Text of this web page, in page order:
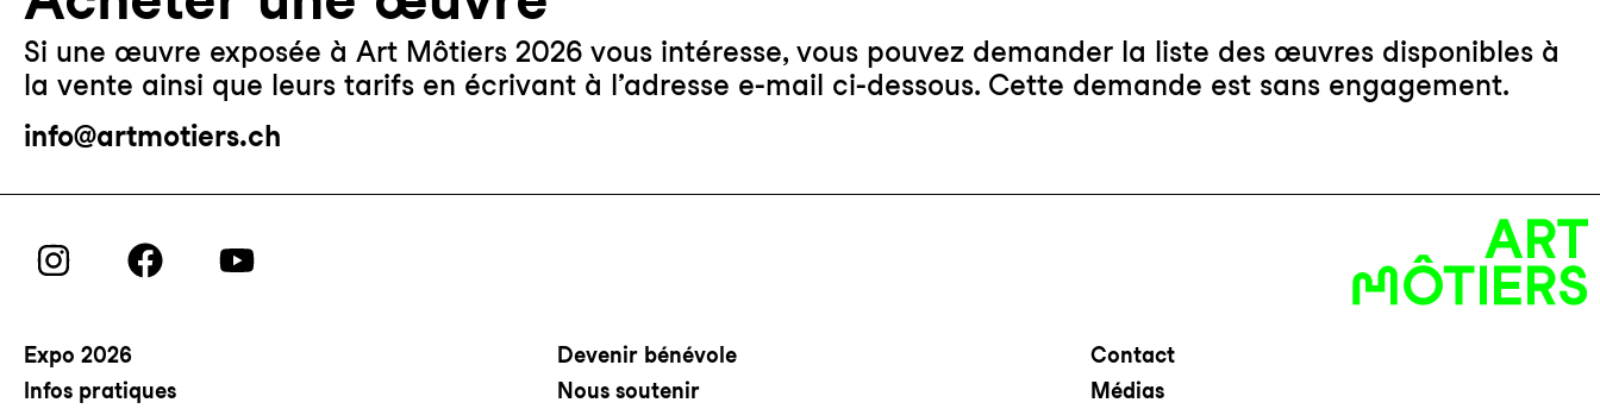
Si une œuvre exposée à Art Môtiers 2026 vous intéresse, vous pouvez demander la liste des œuvres disponibles à
la vente ainsi que leurs tarifs en écrivant à l’adresse e-mail ci-dessous. Cette demande est sans engagement.
info@artmotiers.ch
Expo 2026
Infos pratiques
Devenir bénévole
Nous soutenir
Contact
Médias